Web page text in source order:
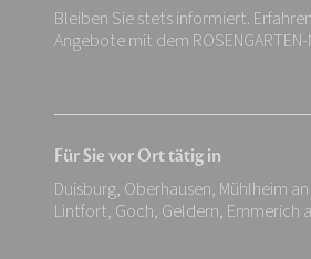
Bleiben Sie stets informiert.
Angebote mit dem
Für Sie vor Ort tätig in
Duisburg, Oberhausen, Mühlheim
Lintfort, Goch, Geldern, Emmerich